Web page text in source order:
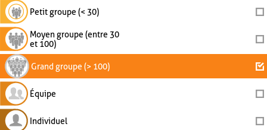
Petit groupe (< 30)
Moyen groupe (entre 30
et 100)
Grand groupe (> 100)
Équipe
Individuel